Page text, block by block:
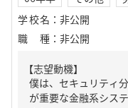
学校名 ： 非公開
職種 ： 非公開
【志望動機】
僕は、セキュリティ
が重要な金融系シス